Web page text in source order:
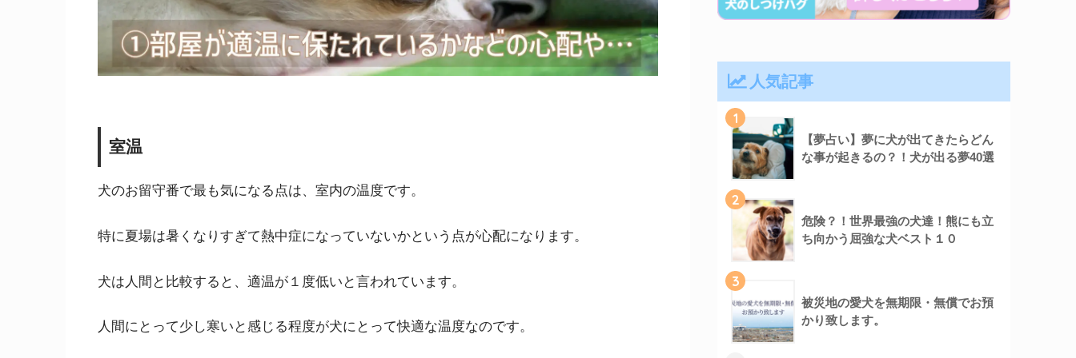
室温
犬のお留守番で最も気になる点は、室内の温度です。
特に夏場は暑くなりすぎて熱中症になっていないかという点が心配になります。
犬は人間と比較すると、適温が１度低いと言われています。
人間にとって少し寒いと感じる程度が犬にとって快適な温度なのです。
人気記事
1
【夢占い】夢に犬が出てきたらどん
な事が起きるの？！犬が出る夢40選
2
危険？！世界最強の犬達！熊にも立
ち向かう屈強な犬ベスト１０
3
被災地の愛犬を無期限・無償でお預
かり致します。